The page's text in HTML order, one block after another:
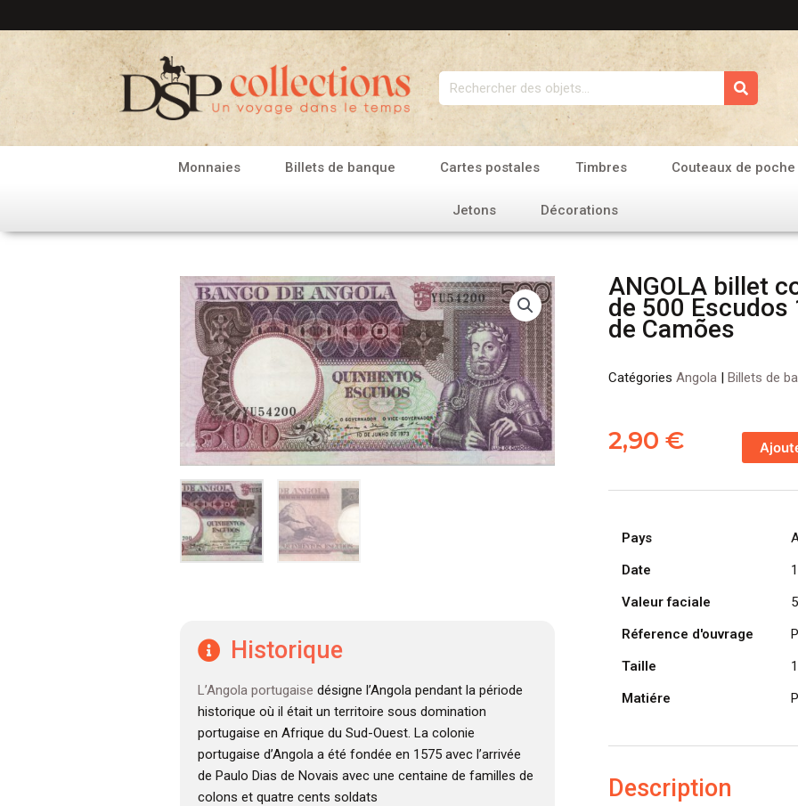
au
contenu
Rechercher
Monnaies Billets de banque Cartes postales Timbres Couteaux de poche
Jetons Décorations
Historique
L’Angola portugaise désigne l’Angola pendant la période
historique où il était un territoire sous domination
portugaise en Afrique du Sud-Ouest. La colonie
portugaise d’Angola a été fondée en 1575 avec l’arrivée
de Paulo Dias de Novais avec une centaine de familles de
colons et quatre cents soldats
ANGOLA billet
de 500
de Camões
Catégories Angola | Billets de
2,90 €
de
ANGOLA
colonie
1973,
Pays
Date
Valeur faciale
Réference d'ouvrage
Taille
Matiére
Description